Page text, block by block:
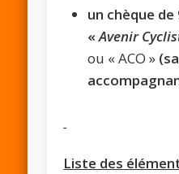
un chèque de
«Avenir
ou « ACO »
Liste des